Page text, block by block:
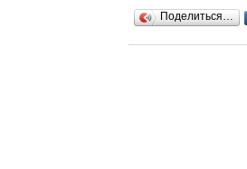
Поделиться…